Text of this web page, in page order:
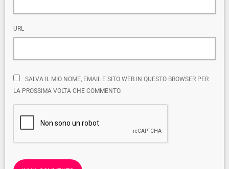
URL
SALVA IL MIO NOME, EMAIL E SITO WEB IN QUESTO BROWSER PER
LA PROSSIMA VOLTA CHE COMMENTO.